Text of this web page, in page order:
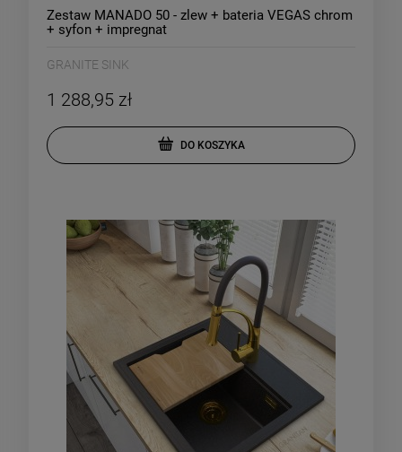
Zestaw MANADO 50 - zlew + bateria VEGAS chrom
+ syfon + impregnat
GRANITE SINK
1 288,95 zł
DO KOSZYKA